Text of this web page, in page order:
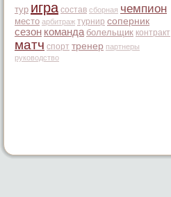
тур игра состав сборная чемпион
место арбитраж турнир соперник
сезон команда болельщик контракт
матч спорт тренер партнеры
руководство